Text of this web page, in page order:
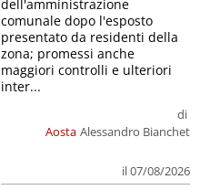
Aosta
di
Alessandro Bianchet
il 07/08/2026
dell'amministrazione
comunale dopo l'esposto
presentato da residenti della
zona; promessi anche
maggiori controlli e ulteriori
inter...